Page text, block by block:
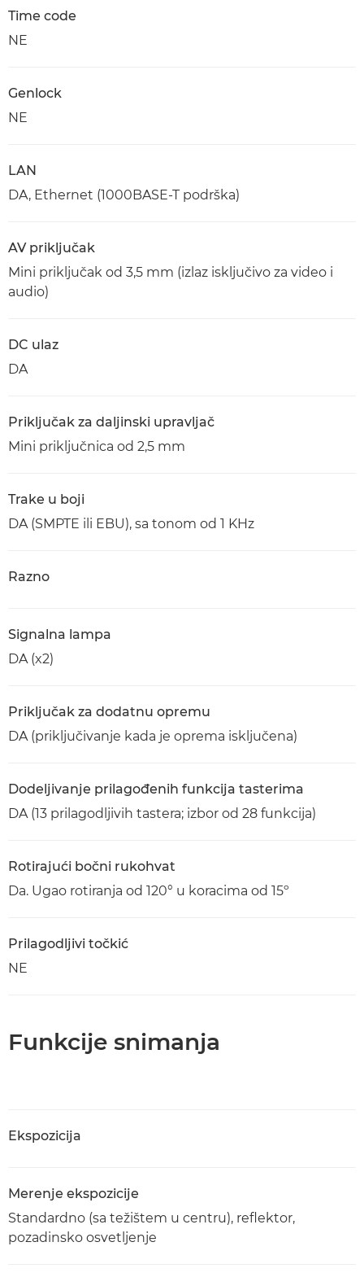
Time code
NE
Genlock
NE
LAN
DA, Ethernet (1000BASE-T podrška)
AV priključak
Mini priključak od 3,5 mm (izlaz isključivo za video i
audio)
DC ulaz
DA
Priključak za daljinski upravljač
Mini priključnica od 2,5 mm
Trake u boji
DA (SMPTE ili EBU), sa tonom od 1 KHz
Razno
Signalna lampa
DA (x2)
Priključak za dodatnu opremu
DA (priključivanje kada je oprema isključena)
Dodeljivanje prilagođenih funkcija tasterima
DA (13 prilagodljivih tastera; izbor od 28 funkcija)
Rotirajući bočni rukohvat
Da. Ugao rotiranja od 120° u koracima od 15º
Prilagodljivi točkić
NE
Funkcije snimanja
Ekspozicija
Merenje ekspozicije
Standardno (sa težištem u centru), reflektor,
pozadinsko osvetljenje